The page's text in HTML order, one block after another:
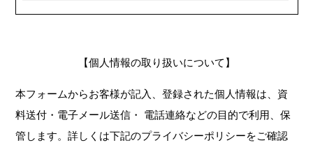
【個人情報の取り扱いについて】
本フォームからお客様が記入、登録された個人情報は、資
料送付・電子メール送信・ 電話連絡などの目的で利用、保
管します。詳しくは下記のプライバシーポリシーをご確認